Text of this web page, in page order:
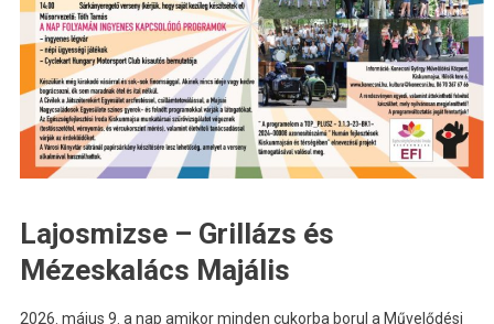
Lajosmizse – Grillázs és
Mézeskalács Majális
2026. május 9. a nap amikor minden cukorba borul a Művelődési